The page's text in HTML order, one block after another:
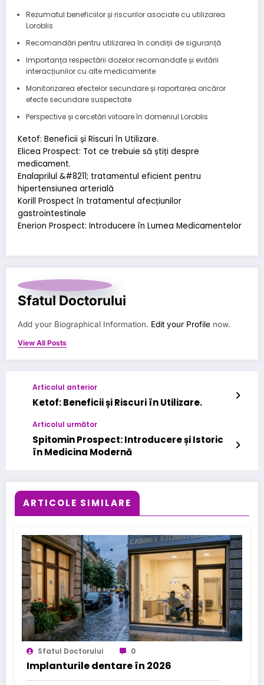
Rezumatul beneficiilor și riscurilor asociate cu utilizarea
Loroblis
Recomandări pentru utilizarea în condiții de siguranță
Importanța respectării dozelor recomandate și evitării
interacțiunilor cu alte medicamente
Monitorizarea efectelor secundare și raportarea oricăror
efecte secundare suspectate
Perspective și cercetări viitoare în domeniul Loroblis
Ketof: Beneficii și Riscuri în Utilizare.
Elicea Prospect: Tot ce trebuie să știți despre
medicament.
Enalaprilul &#8211; tratamentul eficient pentru
hipertensiunea arterială
Korill Prospect în tratamentul afecțiunilor
gastrointestinale
Enerion Prospect: Introducere în Lumea Medicamentelor
Sfatul Doctorului
Add your Biographical Information. Edit your Profile now.
View All Posts
Articolul anterior
Ketof: Beneficii și Riscuri în Utilizare.
Articolul următor
Spitomin Prospect: Introducere și Istoric
în Medicina Modernă
ARTICOLE SIMILARE
Sfatul Doctorului 0
Implanturile dentare în 2026